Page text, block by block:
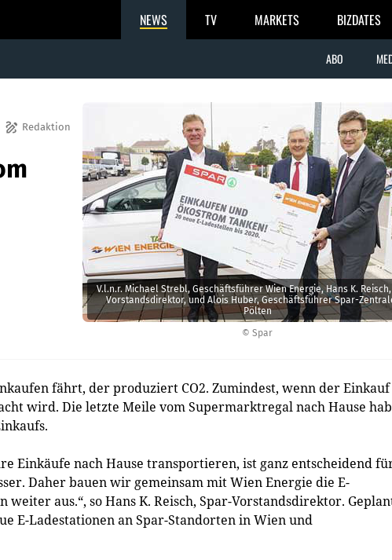
NEWS TV MARKETS BIZDATES
ABO
© Spar
V.l.n.r. Michael Strebl, Geschäftsführer Wien Energie, Hans K.
Vorstandsdirektor, und Alois Huber, Geschäftsführer Spar-
Pölten
draw Redaktion
fährt, der produziert CO2. Zumindest, wenn der Einkauf
wird. Die letzte Meile vom Supermarktregal nach Hause
Einkäufe nach Hause transportieren, ist ganz entscheidend
Daher bauen wir gemeinsam mit Wien Energie die E-
aus.“, so Hans K. Reisch, Spar-Vorstandsdirektor.
E-Ladestationen an Spar-Standorten in Wien und